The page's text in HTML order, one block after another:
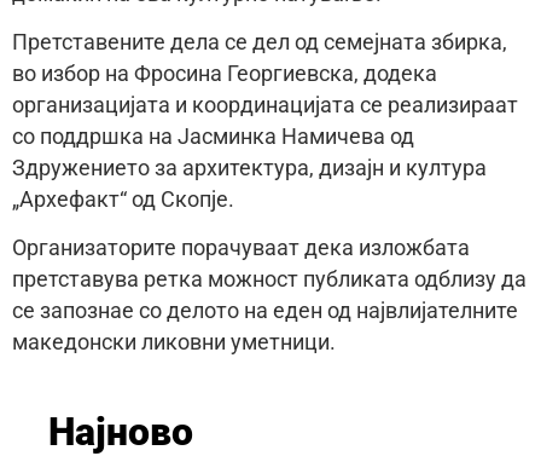
Претставените дела се дел од семејната збирка,
во избор на Фросина Георгиевска, додека
организацијата и координацијата се реализираат
со поддршка на Јасминка Намичева од
Здружението за архитектура, дизајн и култура
„Архефакт“ од Скопје.
Организаторите порачуваат дека изложбата
претставува ретка можност публиката одблизу да
се запознае со делото на еден од највлијателните
македонски ликовни уметници.
Најново